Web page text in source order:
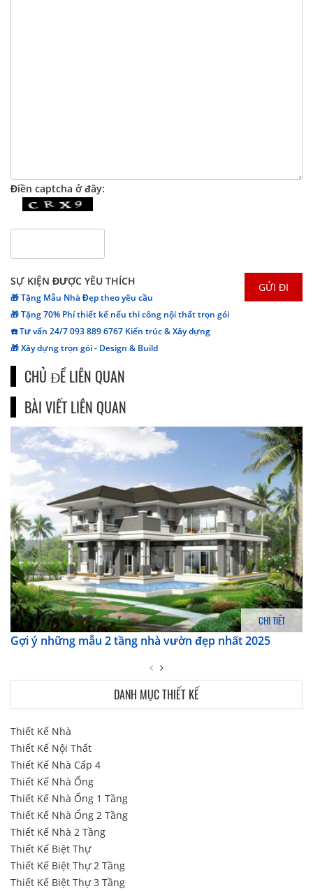
Điền captcha ở đây:
SỰ KIỆN ĐƯỢC YÊU THÍCH
🎁 Tặng Mẫu Nhà Đẹp theo yêu cầu
🎁 Tặng 70% Phí thiết kế nếu thi công nội thất trọn gói
☎️ Tư vấn 24/7 093 889 6767 Kiến trúc & Xây dựng
🎁 Xây dựng trọn gói - Design & Build
CHỦ ĐỀ LIÊN QUAN
BÀI VIẾT LIÊN QUAN
CHI TIẾT
Gợi ý những mẫu 2 tầng nhà vườn đẹp nhất 2025
DANH MỤC THIẾT KẾ
Thiết Kế Nhà
Thiết Kế Nội Thất
Thiết Kế Nhà Cấp 4
Thiết Kế Nhà Ống
Thiết Kế Nhà Ống 1 Tầng
Thiết Kế Nhà Ống 2 Tầng
Thiết Kế Nhà 2 Tầng
Thiết Kế Biệt Thự
Thiết Kế Biệt Thự 2 Tầng
Thiết Kế Biệt Thự 3 Tầng